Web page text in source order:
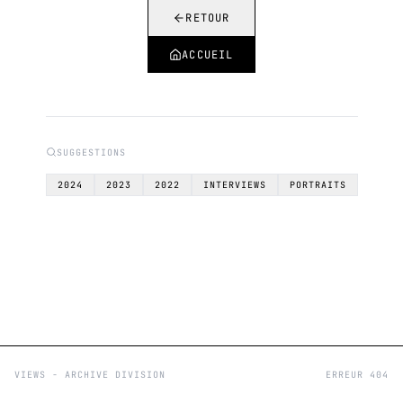
RETOUR
ACCUEIL
SUGGESTIONS
2024 2023 2022 INTERVIEWS PORTRAITS
VIEWS - ARCHIVE DIVISION ERREUR 404